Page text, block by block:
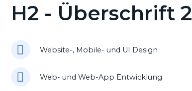
H2 - Überschrift 2
Website-, Mobile- und UI Design
Web- und Web-App Entwicklung